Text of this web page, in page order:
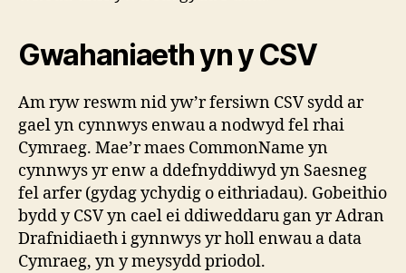
Gwahaniaeth yn y CSV
Am ryw reswm nid yw’r fersiwn CSV sydd ar
gael yn cynnwys enwau a nodwyd fel rhai
Cymraeg. Mae’r maes CommonName yn
cynnwys yr enw a ddefnyddiwyd yn Saesneg
fel arfer (gydag ychydig o eithriadau). Gobeithio
bydd y CSV yn cael ei ddiweddaru gan yr Adran
Drafnidiaeth i gynnwys yr holl enwau a data
Cymraeg, yn y meysydd priodol.